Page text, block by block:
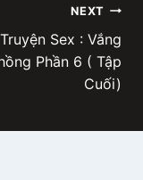
NEXT
Truyện Sex : Vắng
Phần 6 ( Tập
Cuối)